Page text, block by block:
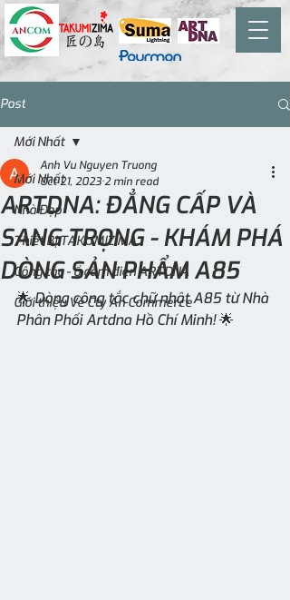
Post
Mới Nhất
Nhà Đẹp
Thiết Bị TAKUMIZIMA
Công tắc - ổ cắm điện ARTDNA
Giới thiệu Về Cty An Commerce
Mới Nhất
ARTDNA: ĐẲNG CẤP VÀ
SANG TRỌNG - KHÁM PHÁ
DÒNG SẢN PHẨM A85
Anh Vu Nguyen Truong
Oct 21, 20232 min read
🌟 Dòng công tắc chữ nhật A85 từ Nhà
Phân Phối Artdna Hồ Chí Minh! 🌟